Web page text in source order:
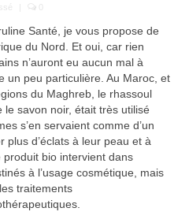
Santé, je vous propose de
du Nord. Et oui, car rien
n’auront eu aucun mal à
un peu particulière. Au Maroc, et
du Maghreb, le rhassoul
savon noir, était très utilisé
s’en servaient comme d’un
d’éclats à leur peau et à
produit bio intervient dans
à l’usage cosmétique, mais
traitements